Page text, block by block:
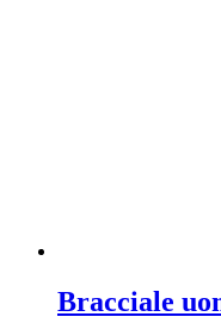
Bracciale